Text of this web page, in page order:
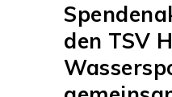
den TSV